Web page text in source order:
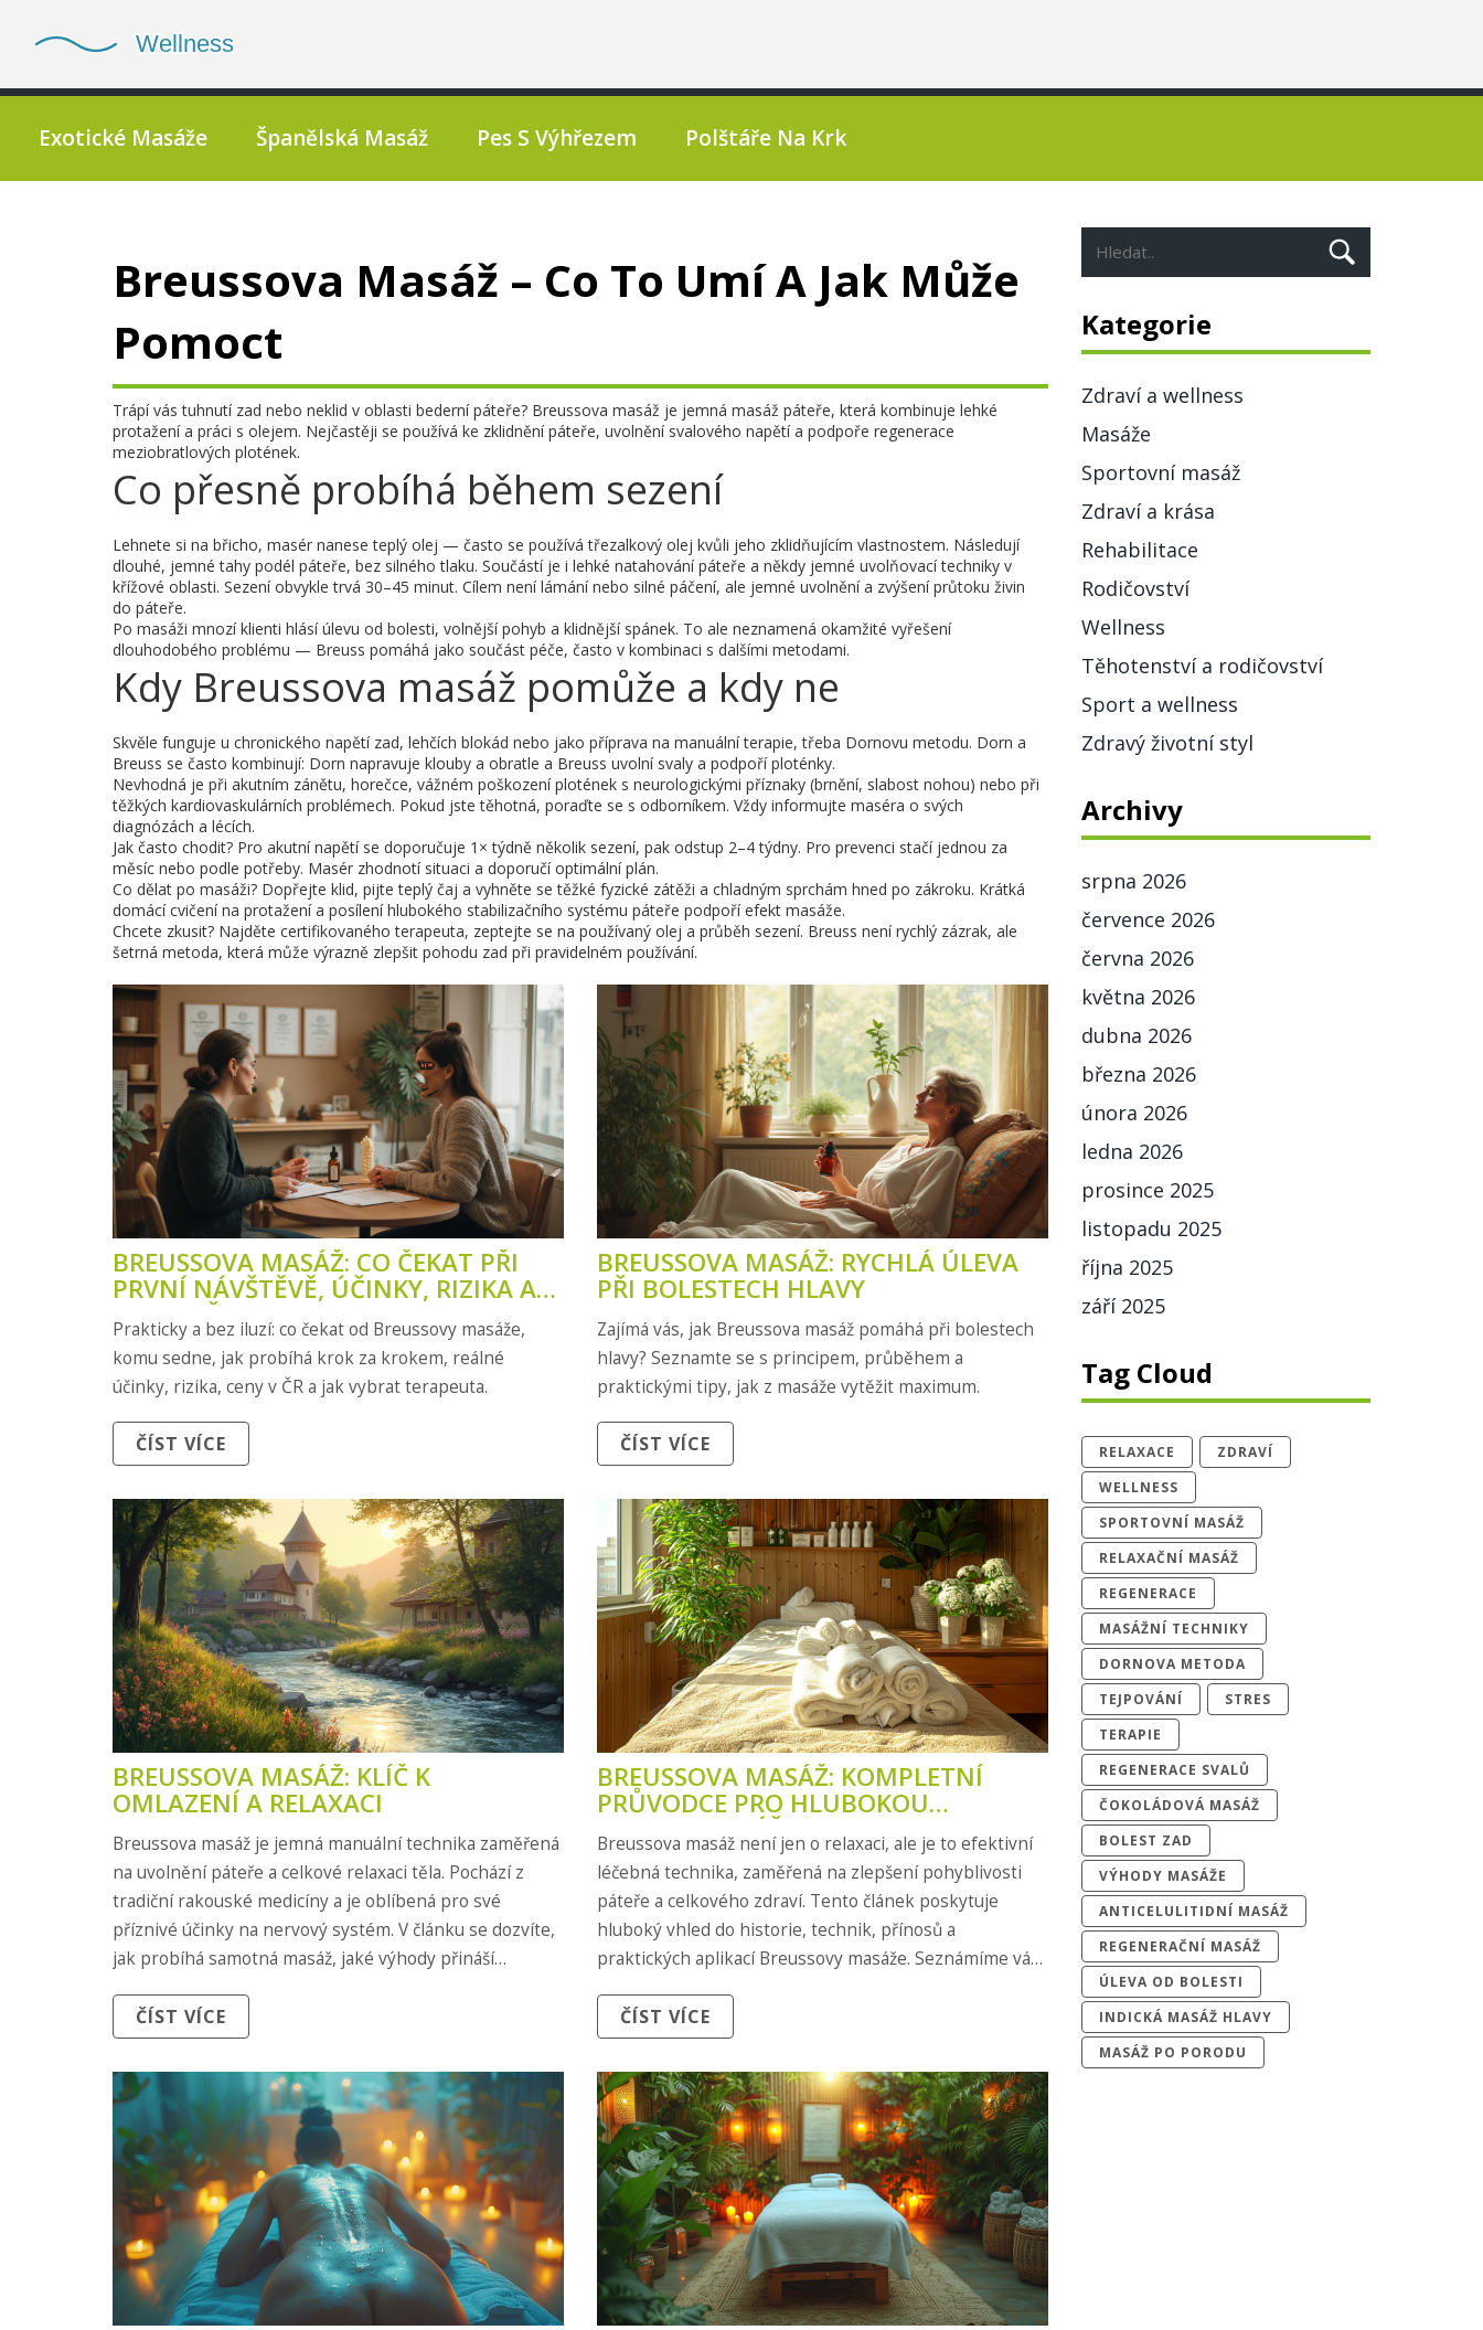
Exotické Masáže Španělská Masáž Pes S Výhřezem Polštáře Na Krk
Breussova Masáž – Co To Umí A Jak Může
Pomoct
Trápí vás tuhnutí zad nebo neklid v oblasti bederní páteře? Breussova masáž je jemná masáž páteře, která kombinuje lehké
protažení a práci s olejem. Nejčastěji se používá ke zklidnění páteře, uvolnění svalového napětí a podpoře regenerace
meziobratlových plotének.
Co přesně probíhá během sezení
Lehnete si na břicho, masér nanese teplý olej — často se používá třezalkový olej kvůli jeho zklidňujícím vlastnostem. Následují
dlouhé, jemné tahy podél páteře, bez silného tlaku. Součástí je i lehké natahování páteře a někdy jemné uvolňovací techniky v
křížové oblasti. Sezení obvykle trvá 30–45 minut. Cílem není lámání nebo silné páčení, ale jemné uvolnění a zvýšení průtoku živin
do páteře.
Po masáži mnozí klienti hlásí úlevu od bolesti, volnější pohyb a klidnější spánek. To ale neznamená okamžité vyřešení
dlouhodobého problému — Breuss pomáhá jako součást péče, často v kombinaci s dalšími metodami.
Kdy Breussova masáž pomůže a kdy ne
Skvěle funguje u chronického napětí zad, lehčích blokád nebo jako příprava na manuální terapie, třeba Dornovu metodu. Dorn a
Breuss se často kombinují: Dorn napravuje klouby a obratle a Breuss uvolní svaly a podpoří ploténky.
Nevhodná je při akutním zánětu, horečce, vážném poškození plotének s neurologickými příznaky (brnění, slabost nohou) nebo při
těžkých kardiovaskulárních problémech. Pokud jste těhotná, poraďte se s odborníkem. Vždy informujte maséra o svých
diagnózách a lécích.
Jak často chodit? Pro akutní napětí se doporučuje 1× týdně několik sezení, pak odstup 2–4 týdny. Pro prevenci stačí jednou za
měsíc nebo podle potřeby. Masér zhodnotí situaci a doporučí optimální plán.
Co dělat po masáži? Dopřejte klid, pijte teplý čaj a vyhněte se těžké fyzické zátěži a chladným sprchám hned po zákroku. Krátká
domácí cvičení na protažení a posílení hlubokého stabilizačního systému páteře podpoří efekt masáže.
Chcete zkusit? Najděte certifikovaného terapeuta, zeptejte se na používaný olej a průběh sezení. Breuss není rychlý zázrak, ale
šetrná metoda, která může výrazně zlepšit pohodu zad při pravidelném používání.
BREUSSOVA MASÁŽ: CO ČEKAT PŘI
PRVNÍ NÁVŠTĚVĚ, ÚČINKY, RIZIKA A
CENY V ČR
Prakticky a bez iluzí: co čekat od Breussovy masáže,
komu sedne, jak probíhá krok za krokem, reálné
účinky, rizika, ceny v ČR a jak vybrat terapeuta.
ČÍST VÍCE
BREUSSOVA MASÁŽ: RYCHLÁ ÚLEVA
PŘI BOLESTECH HLAVY
Zajímá vás, jak Breussova masáž pomáhá při bolestech
hlavy? Seznamte se s principem, průběhem a
praktickými tipy, jak z masáže vytěžit maximum.
ČÍST VÍCE
BREUSSOVA MASÁŽ: KLÍČ K
OMLAZENÍ A RELAXACI
Breussova masáž je jemná manuální technika zaměřená
na uvolnění páteře a celkové relaxaci těla. Pochází z
tradiční rakouské medicíny a je oblíbená pro své
příznivé účinky na nervový systém. V článku se dozvíte,
jak probíhá samotná masáž, jaké výhody přináší
Nabídneme také tipy, jak začít s Breussovou masáží a co
od ní očekávat.
ČÍST VÍCE
BREUSSOVA MASÁŽ: KOMPLETNÍ
PRŮVODCE PRO HLUBOKOU
RELAXACI A LÉČBU
Breussova masáž není jen o relaxaci, ale je to efektivní
léčebná technika, zaměřená na zlepšení pohyblivosti
páteře a celkového zdraví. Tento článek poskytuje
hluboký vhled do historie, technik, přínosů a
praktických aplikací Breussovy masáže. Seznámíme vás
vysvětlíme, proč je na celém světě oblíbená u lidí
hledajících přirozené metody léčby.
ČÍST VÍCE
Kategorie
Zdraví a wellness
Masáže
Sportovní masáž
Zdraví a krása
Rehabilitace
Rodičovství
Wellness
Těhotenství a rodičovství
Sport a wellness
Zdravý životní styl
Archivy
srpna 2026
července 2026
června 2026
května 2026
dubna 2026
března 2026
února 2026
ledna 2026
prosince 2025
listopadu 2025
října 2025
září 2025
Tag Cloud
RELAXACE
ZDRAVÍ
WELLNESS
SPORTOVNÍ MASÁŽ
RELAXAČNÍ MASÁŽ
REGENERACE
MASÁŽNÍ TECHNIKY
DORNOVA METODA
TEJPOVÁNÍ
STRES
TERAPIE
REGENERACE SVALŮ
ČOKOLÁDOVÁ MASÁŽ
BOLEST ZAD
VÝHODY MASÁŽE
ANTICELULITIDNÍ MASÁŽ
REGENERAČNÍ MASÁŽ
ÚLEVA OD BOLESTI
INDICKÁ MASÁŽ HLAVY
MASÁŽ PO PORODU